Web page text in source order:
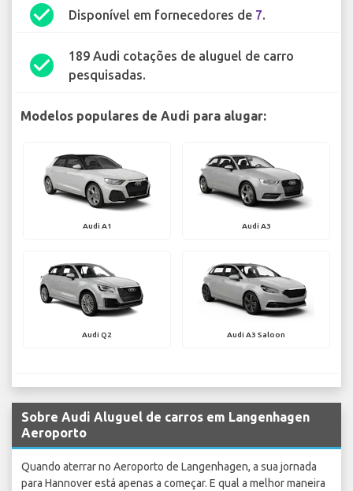
check_circle Disponível em fornecedores de 7.
check_circle
189 Audi cotações de aluguel de carro
pesquisadas.
Modelos populares de Audi para alugar:
Audi A1 Audi A3
Audi Q2 Audi A3 Saloon
Sobre Audi Aluguel de carros em Langenhagen
Aeroporto
Quando aterrar no Aeroporto de Langenhagen, a sua jornada
para Hannover está apenas a começar. E qual a melhor maneira